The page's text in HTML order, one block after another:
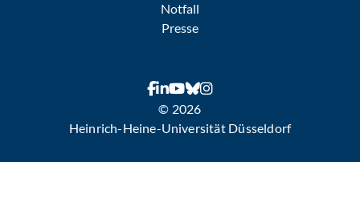
Notfall
Presse
© 2026
Heinrich-Heine-Universität Düsseldorf